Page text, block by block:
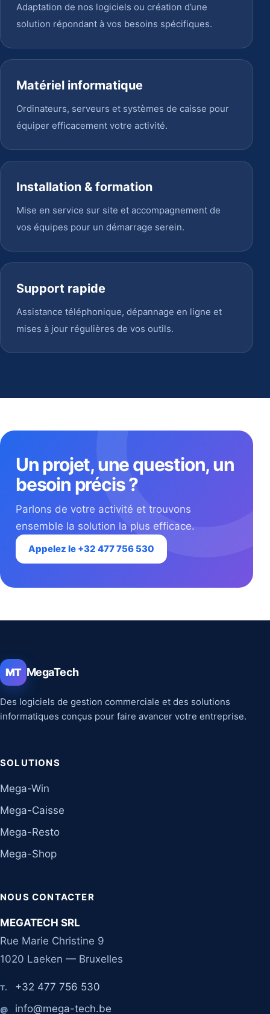
Adaptation de nos logiciels ou création d’une
solution répondant à vos besoins spécifiques.
Matériel informatique
Ordinateurs, serveurs et systèmes de caisse pour
équiper efficacement votre activité.
Installation & formation
Mise en service sur site et accompagnement de
vos équipes pour un démarrage serein.
Support rapide
Assistance téléphonique, dépannage en ligne et
mises à jour régulières de vos outils.
Un projet, une question, un
besoin précis ?
Parlons de votre activité et trouvons
ensemble la solution la plus efficace.
Appelez le +32 477 756 530
MT MegaTech
Des logiciels de gestion commerciale et des solutions
informatiques conçus pour faire avancer votre entreprise.
SOLUTIONS
Mega-Win
Mega-Caisse
Mega-Resto
Mega-Shop
NOUS CONTACTER
MEGATECH SRL
Rue Marie Christine 9
1020 Laeken — Bruxelles
T. +32 477 756 530
@ info@mega-tech.be